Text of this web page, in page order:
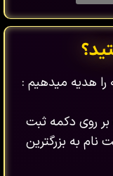
را هدیه میدهیم :
بر روی دکمه ثبت
به بزرگترین